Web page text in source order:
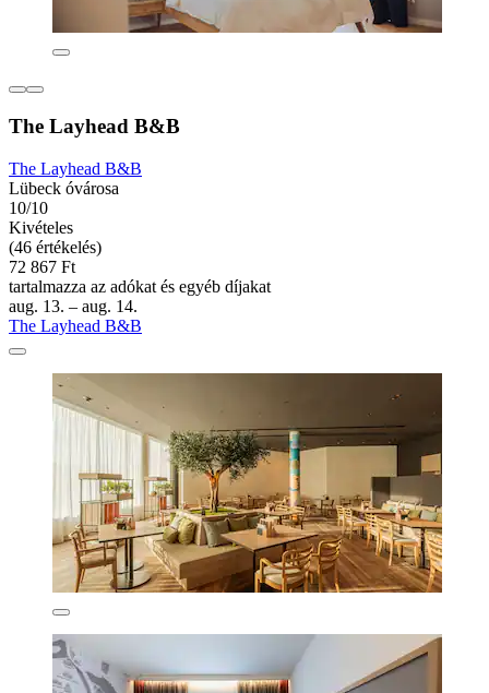
The Layhead B&B
The Layhead B&B
Lübeck óvárosa
10/10
Kivételes
(46 értékelés)
72 867 Ft
tartalmazza az adókat és egyéb díjakat
aug. 13. – aug. 14.
The Layhead B&B